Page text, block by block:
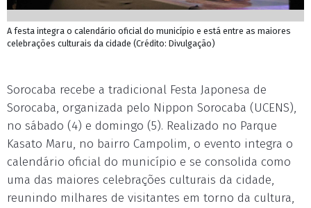
A festa integra o calendário oficial do município e está entre as maiores
celebrações culturais da cidade (Crédito: Divulgação)
Sorocaba recebe a tradicional Festa Japonesa de
Sorocaba, organizada pelo Nippon Sorocaba (UCENS),
no sábado (4) e domingo (5). Realizado no Parque
Kasato Maru, no bairro Campolim, o evento integra o
calendário oficial do município e se consolida como
uma das maiores celebrações culturais da cidade,
reunindo milhares de visitantes em torno da cultura,